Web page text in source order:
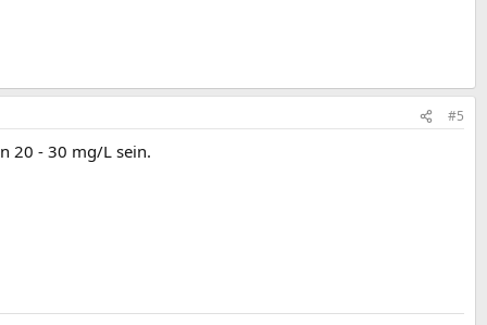
#5
20 - 30 mg/L sein.